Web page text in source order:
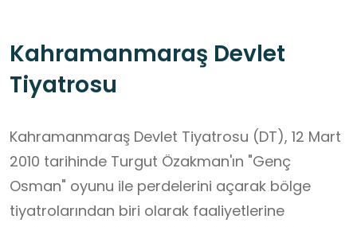
Kahramanmaraş Devlet
Tiyatrosu
Kahramanmaraş Devlet Tiyatrosu (DT), 12 Mart
2010 tarihinde Turgut Özakman'ın "Genç
Osman" oyunu ile perdelerini açarak bölge
tiyatrolarından biri olarak faaliyetlerine